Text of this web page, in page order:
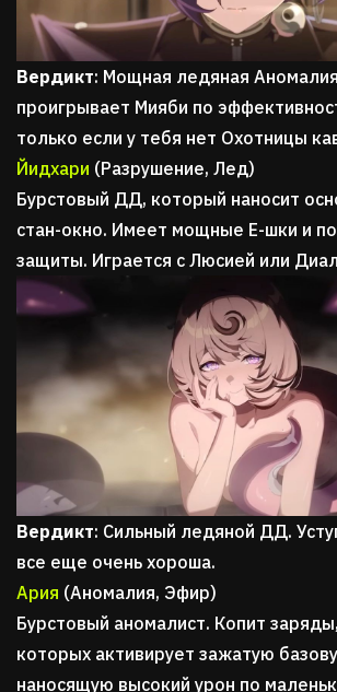
Вердикт: Мощная ледяная
проигрывает Мияби по
только если у тебя нет Охотницы
Йидхари (Разрушение, Лед)
Бурстовый ДД, который наносит
стан-окно. Имеет мощные Е-шки и
защиты. Играется с Люсией или
Вердикт: Сильный ледяной ДД.
все еще очень хороша.
Ария (Аномалия, Эфир)
Бурстовый аномалист. Копит
которых активирует зажатую
наносящую высокий урон по